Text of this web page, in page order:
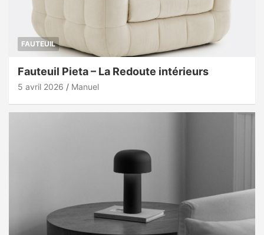
FAUTEUIL
Fauteuil Pieta – La Redoute intérieurs
5 avril 2026 Manuel